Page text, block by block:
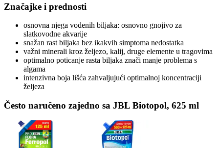
Značajke i prednosti
osnovna njega vodenih biljaka: osnovno gnojivo za
slatkovodne akvarije
snažan rast biljaka bez ikakvih simptoma nedostatka
važni minerali kroz željezo, kalij, druge elemente u tragovima
optimalno poticanje rasta biljaka znači manje problema s
algama
intenzivna boja lišća zahvaljujući optimalnoj koncentraciji
željeza
Često naručeno zajedno sa JBL Biotopol, 625 ml